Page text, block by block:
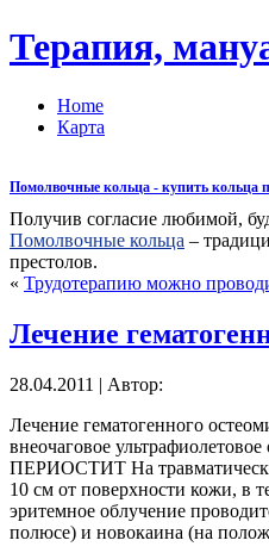
Терапия,
Home
Карта
Помолвочные кольца - купить кольца
Получив согласие любимой,
Помолвочные кольца –
престолов.
« Трудотерапию можно
Лечение
28.04.2011 | Автор:
Лечение гематогенного
внеочаговое
ПЕРИОСТИТ На
10 см от поверхности кожи, в
эритемное облучение
полюсе) и новокаина (на